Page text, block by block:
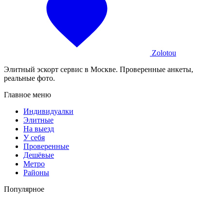
Zolotou
Элитный эскорт сервис в Москве. Проверенные анкеты,
реальные фото.
Главное меню
Индивидуалки
Элитные
На выезд
У себя
Проверенные
Дешёвые
Метро
Районы
Популярное